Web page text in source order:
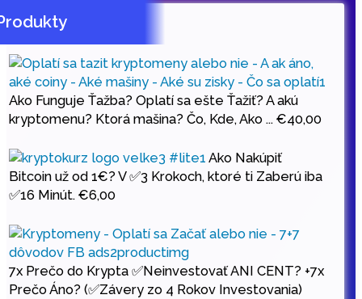
Ako Funguje Ťažba? Oplatí sa ešte Ťažiť? A akú
kryptomenu? Ktorá mašina? Čo, Kde, Ako ... €40,00
Ako Nakúpiť
Bitcoin už od 1€? V ✅3 Krokoch, ktoré ti Zaberú iba
✅16 Minút. €6,00
7x Prečo do Krypta ✅Neinvestovať ANI CENT? +7x
Prečo Áno? (✅Závery zo 4 Rokov Investovania)